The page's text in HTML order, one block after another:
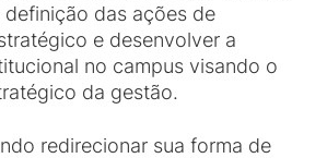
das ações de
e desenvolver a
no campus visando o
da gestão.
redirecionar sua forma de